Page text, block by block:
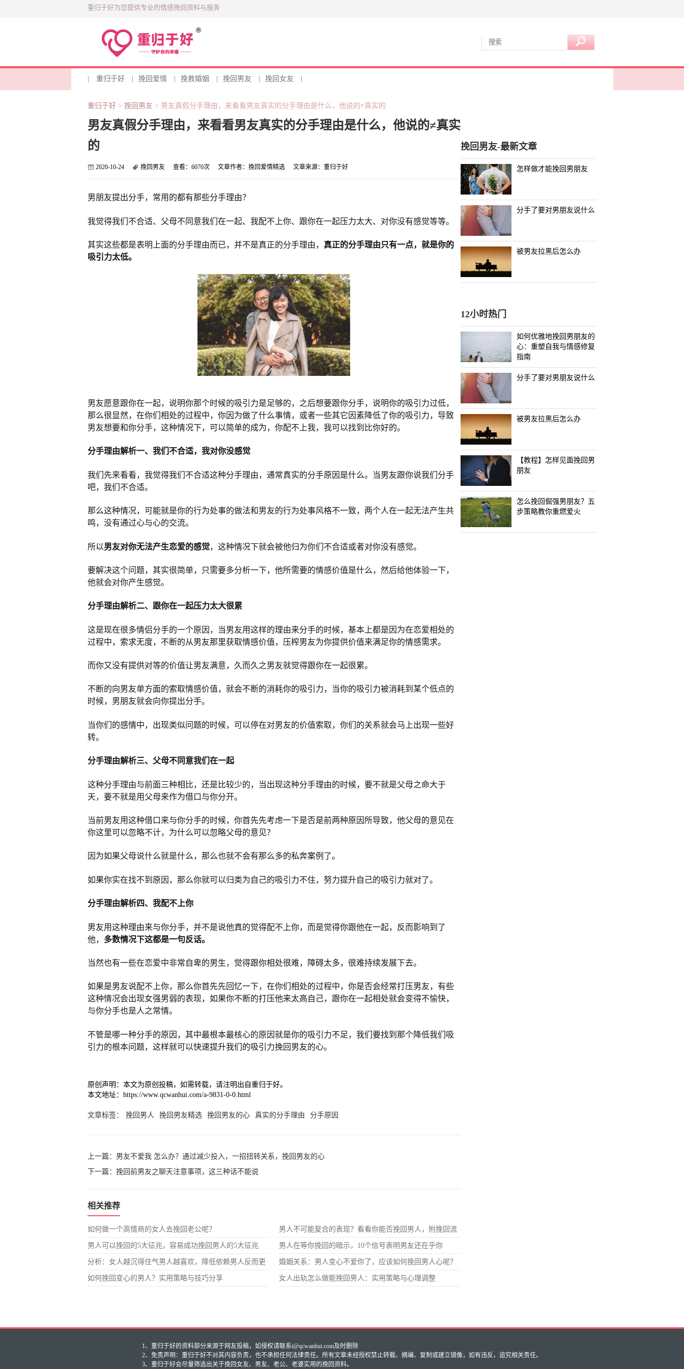
重归于好为您提供专业的情感挽回资料与服务
重归于好 挽回爱情 挽救婚姻 挽回男友 挽回女友
重归于好> 挽回男友 > 男友真假分手理由，来看看男友真实的分手理由是什么，他说的≠真实的
男友真假分手理由，来看看男友真实的分手理由是什么，他说的≠真实
的
2020-10-24 挽回男友 查看： 6070次 文章作者： 挽回爱情精选 文章来源： 重归于好
男朋友提出分手，常用的都有那些分手理由？
我觉得我们不合适、父母不同意我们在一起、我配不上你、跟你在一起压力太大、对你没有感觉等等。
其实这些都是表明上面的分手理由而已，并不是真正的分手理由， 真正的分手理由只有一点，就是你的
吸引力太低。
男友愿意跟你在一起，说明你那个时候的吸引力是足够的，之后想要跟你分手，说明你的吸引力过低，
那么很显然，在你们相处的过程中，你因为做了什么事情，或者一些其它因素降低了你的吸引力，导致
男友想要和你分手，这种情况下，可以简单的成为，你配不上我，我可以找到比你好的。
分手理由解析一、我们不合适，我对你没感觉
我们先来看看，我觉得我们不合适这种分手理由，通常真实的分手原因是什么。当男友跟你说我们分手
吧，我们不合适。
那么这种情况，可能就是你的行为处事的做法和男友的行为处事风格不一致，两个人在一起无法产生共
鸣，没有通过心与心的交流。
所以男友对你无法产生恋爱的感觉，这种情况下就会被他归为你们不合适或者对你没有感觉。
要解决这个问题，其实很简单，只需要多分析一下，他所需要的情感价值是什么，然后给他体验一下，
他就会对你产生感觉。
分手理由解析二、跟你在一起压力太大很累
这是现在很多情侣分手的一个原因，当男友用这样的理由来分手的时候，基本上都是因为在恋爱相处的
过程中，索求无度，不断的从男友那里获取情感价值，压榨男友为你提供价值来满足你的情感需求。
而你又没有提供对等的价值让男友满意，久而久之男友就觉得跟你在一起很累。
不断的向男友单方面的索取情感价值，就会不断的消耗你的吸引力，当你的吸引力被消耗到某个低点的
时候，男朋友就会向你提出分手。
当你们的感情中，出现类似问题的时候，可以停在对男友的价值索取，你们的关系就会马上出现一些好
转。
分手理由解析三、父母不同意我们在一起
这种分手理由与前面三种相比，还是比较少的，当出现这种分手理由的时候，要不就是父母之命大于
天，要不就是用父母来作为借口与你分开。
当前男友用这种借口来与你分手的时候，你首先先考虑一下是否是前两种原因所导致，他父母的意见在
你这里可以忽略不计，为什么可以忽略父母的意见？
因为如果父母说什么就是什么，那么也就不会有那么多的私奔案例了。
如果你实在找不到原因，那么你就可以归类为自己的吸引力不住，努力提升自己的吸引力就对了。
分手理由解析四、我配不上你
男友用这种理由来与你分手，并不是说他真的觉得配不上你，而是觉得你跟他在一起，反而影响到了
他， 多数情况下这都是一句反话。
当然也有一些在恋爱中非常自卑的男生，觉得跟你相处很难，障碍太多，很难持续发展下去。
如果是男友说配不上你，那么你首先先回忆一下，在你们相处的过程中，你是否会经常打压男友，有些
这种情况会出现女强男弱的表现，如果你不断的打压他来太高自己，跟你在一起相处就会变得不愉快，
与你分手也是人之常情。
不管是哪一种分手的原因，其中最根本最核心的原因就是你的吸引力不足，我们要找到那个降低我们吸
引力的根本问题，这样就可以快速提升我们的吸引力挽回男友的心。
原创声明：本文为原创投稿，如需转载，请注明出自重归于好。
本文地址：https://www.qcwanhui.com/a-9831-0-0.html
文章标签： 挽回男人 挽回男友精选 挽回男友的心 真实的分手理由 分手原因
上一篇： 男友不爱我 怎么办？通过减少投入，一招扭转关系，挽回男友的心
下一篇： 挽回前男友之聊天注意事项，这三种话不能说
相关推荐
如何做一个高情商的女人去挽回老公呢？ 男人不可能复合的表现？看看你能否挽回男人，附挽回流
男人可以挽回的5大征兆，容易成功挽回男人的5大征兆 男人在等你挽回的暗示，10个信号表明男友还在乎你
分析：女人越沉得住气男人越喜欢，降低依赖男人反而更 婚姻关系：男人变心不爱你了，应该如何挽回男人心呢？
如何挽回变心的男人？实用策略与技巧分享 女人出轨怎么做能挽回男人：实用策略与心理调整
挽回男友-最新文章
怎样做才能挽回男朋友
分手了要对男朋友说什么
被男友拉黑后怎么办
12小时热门
如何优雅地挽回男朋友的
心：重塑自我与情感修复
指南
分手了要对男朋友说什么
被男友拉黑后怎么办
【教程】怎样见面挽回男
朋友
怎么挽回倔强男朋友？五
步策略教你重燃爱火
1、重归于好的资料部分来源于网友投稿，如侵权请联系i@qcwanhui.com及时删除
2、免责声明：重归于好不对其内容负责，也不承担任何法律责任。所有文章未经授权禁止转载、摘编、复制或建立镜像，如有违反，追究相关责任。
3、重归于好会尽量筛选出关于挽回女友、男友、老公、老婆实用的挽回资料。